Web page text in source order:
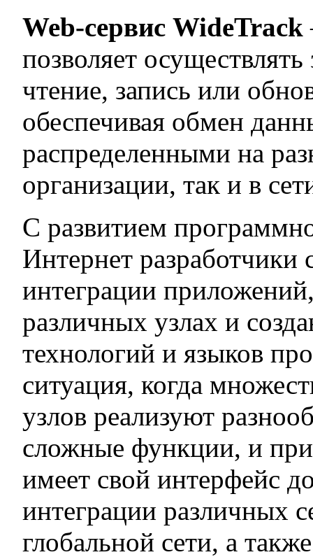
Web-сервис WideTrack
позволяет
чтение, запись или
обеспечивая обмен
распределенными на
организации, так и в
С развитием
Интернет разработчики
интеграции
различных узлах и
технологий и языков
ситуация, когда
узлов реализуют
сложные функции, и
имеет свой интерфейс
интеграции различных
глобальной сети, а